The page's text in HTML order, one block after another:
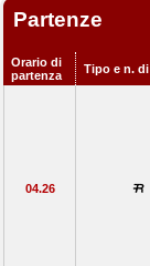
Partenze
Orario di
partenza
Tipo e n.
04.26